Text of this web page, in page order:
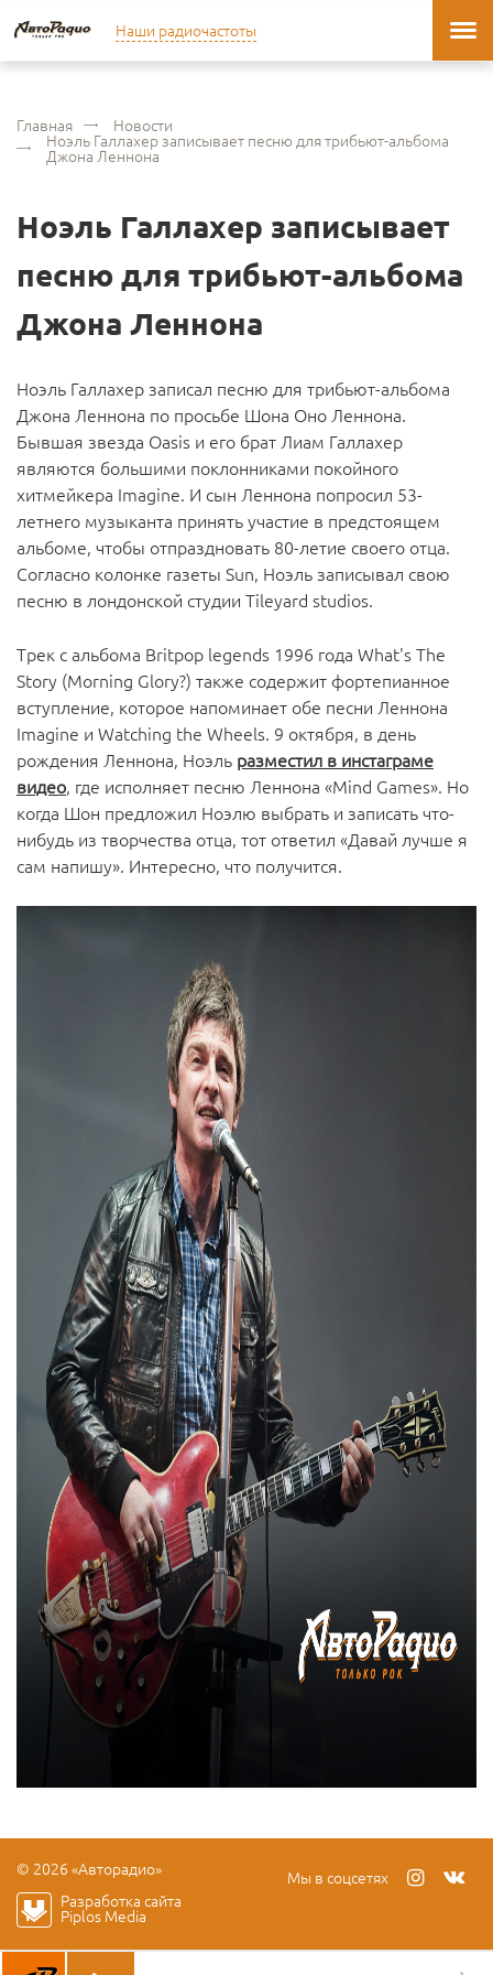
Наши радиочастоты
Главная Новости
Ноэль Галлахер записывает песню для трибьют-альбома
Джона Леннона
Ноэль Галлахер записывает
песню для трибьют-альбома
Джона Леннона
Ноэль Галлахер записал песню для трибьют-альбома
Джона Леннона по просьбе Шона Оно Леннона.
Бывшая звезда Oasis и его брат Лиам Галлахер
являются большими поклонниками покойного
хитмейкера Imagine. И сын Леннона попросил 53-
летнего музыканта принять участие в предстоящем
альбоме, чтобы отпраздновать 80-летие своего отца.
Согласно колонке газеты Sun, Ноэль записывал свою
песню в лондонской студии Tileyard studios.
Трек с альбома Britpop legends 1996 года What's The
Story (Morning Glory?) также содержит фортепианное
вступление, которое напоминает обе песни Леннона
Imagine и Watching the Wheels. 9 октября, в день
рождения Леннона, Ноэль разместил в инстаграме
видео, где исполняет песню Леннона «Mind Games». Но
когда Шон предложил Ноэлю выбрать и записать что-
нибудь из творчества отца, тот ответил «Давай лучше я
сам напишу». Интересно, что получится.
© 2026 «Авторадио»
Мы в соцсетях
Разработка сайта
Piplos Media